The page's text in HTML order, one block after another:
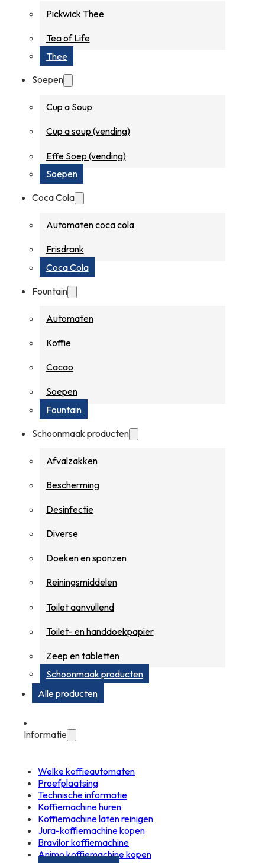
Pickwick Thee
Tea of Life
Thee
Soepen
Cup a Soup
Cup a soup (vending)
Effe Soep (vending)
Soepen
Coca Cola
Automaten coca cola
Frisdrank
Coca Cola
Fountain
Automaten
Koffie
Cacao
Soepen
Fountain
Schoonmaak producten
Afvalzakken
Bescherming
Desinfectie
Diverse
Doeken en sponzen
Reiningsmiddelen
Toilet aanvullend
Toilet- en handdoekpapier
Zeep en tabletten
Schoonmaak producten
Alle producten
Informatie
Welke koffieautomaten
Proefplaatsing
Technische informatie
Koffiemachine huren
Koffiemachine laten reinigen
Jura-koffiemachine kopen
Bravilor koffiemachine
Animo koffiemachine kopen